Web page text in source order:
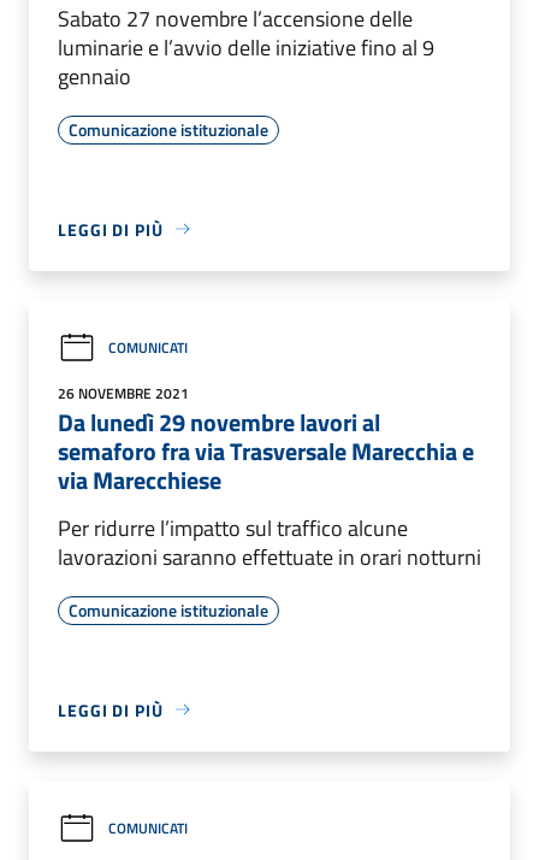
Sabato 27 novembre l’accensione delle
luminarie e l’avvio delle iniziative fino al 9
gennaio
Comunicazione istituzionale
LEGGI DI PIÙ
COMUNICATI
26 NOVEMBRE 2021
Da lunedì 29 novembre lavori al
semaforo fra via Trasversale Marecchia e
via Marecchiese
Per ridurre l’impatto sul traffico alcune
lavorazioni saranno effettuate in orari notturni
Comunicazione istituzionale
LEGGI DI PIÙ
COMUNICATI